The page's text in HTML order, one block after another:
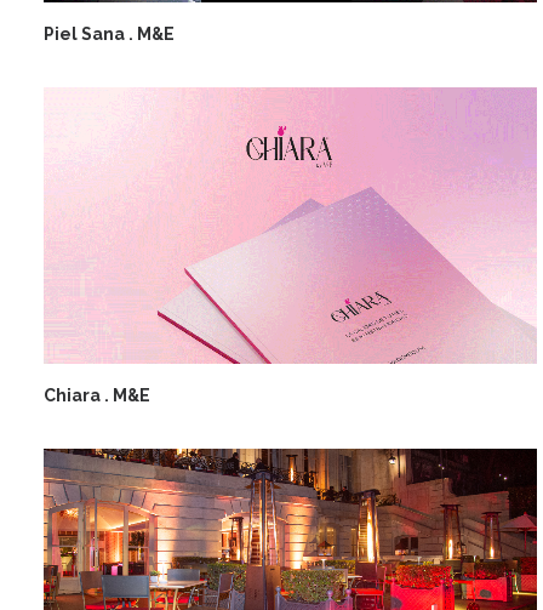
Piel Sana . M&E
Chiara . M&E